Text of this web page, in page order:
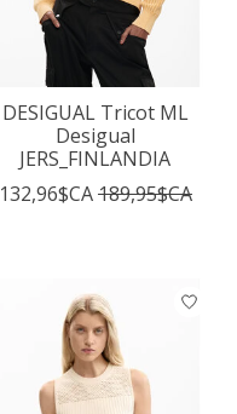
DESIGUAL Tricot ML
Desigual
JERS_FINLANDIA
132,96$CA189,95$CA